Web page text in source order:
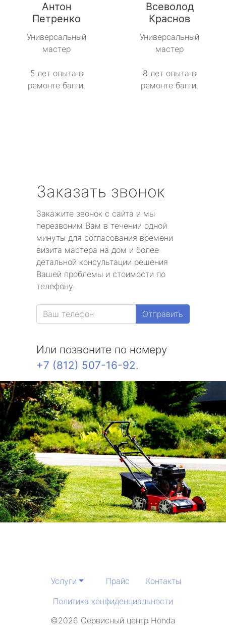
Антон
Петренко
Универсальный
мастер
5 лет опыта в
ремонте багги.
Всеволод
Краснов
Универсальный
мастер
8 лет опыта в
ремонте багги.
Заказать звонок
Закажите звонок с сайта и мы
перезвоним Вам в течении одной
минуты для согласования времени
визита мастера на дом и более
детальной консультации решения
Вашей проблемы и стоимости по
телефону.
Отправить
Или позвоните по номеру
+7 (812) 507-16-92.
Услуги Прайс
Контакты
Политика конфиденциальности
©2026 Сервисный центр Honda